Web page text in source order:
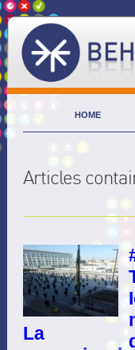
HOME
Articles
La